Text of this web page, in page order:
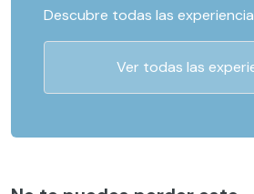
Descubre todas las
Ver todas las